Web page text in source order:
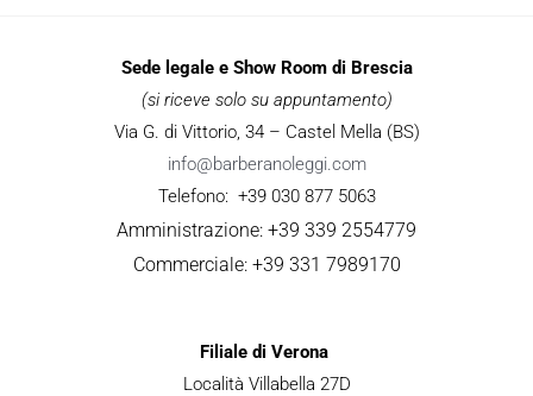
Sede legale e Show Room di Brescia
(si riceve solo su appuntamento)
Via G. di Vittorio, 34 – Castel Mella (BS)
info@barberanoleggi.com
Telefono: +39 030 877 5063
Amministrazione: +39 339 2554779
Commerciale: +39 331 7989170
Filiale di Verona
Località Villabella 27D